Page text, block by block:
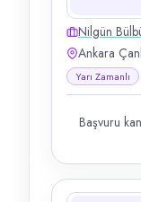
Nilgün
Ankara
Yarı Zamanlı
Başvuru